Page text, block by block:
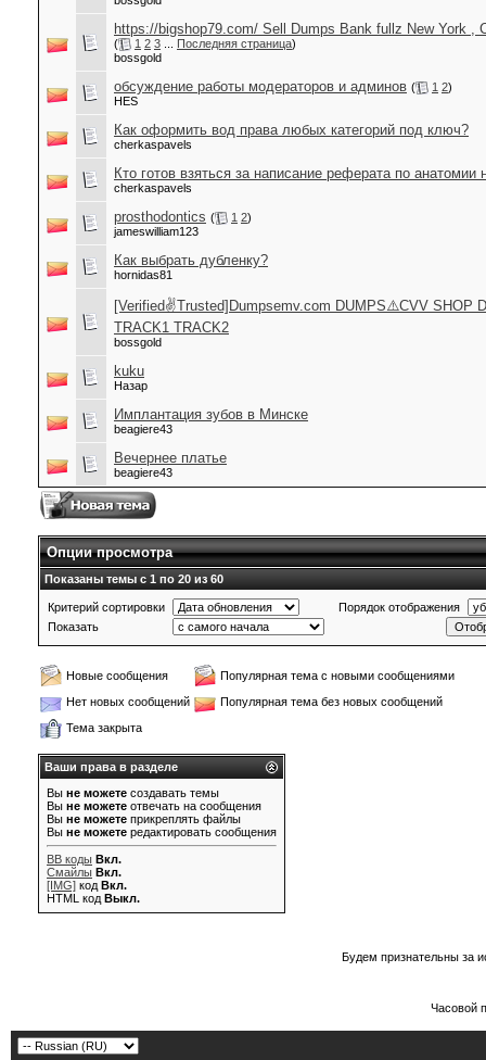
https://bigshop79.com/ Sell Dumps Bank fullz New York ,
( 1 2 3 Последняя страница)
bossgold
обсуждение работы модераторов и админов ( 1 2)
HES
Как оформить вод права любых категорий под ключ?
cherkaspavels
Кто готов взяться за написание реферата по анатомии
cherkaspavels
prosthodontics ( 1 2)
jameswilliam123
Как выбрать дубленку?
hornidas81
[Verified✌Trusted]Dumpsemv.com DUMPS⚠️CVV SHOP
TRACK1 TRACK2
bossgold
kuku
Назар
Имплантация зубов в Минске
beagiere43
Вечернее платье
beagiere43
Опции просмотра
Показаны темы с 1 по 20 из 60
Критерий сортировки
Порядок отображения
Показать
Новые сообщения
Популярная тема с новыми сообщениями
Нет новых сообщений
Популярная тема без новых сообщений
Тема закрыта
Ваши права в разделе
Вы не можете создавать темы
Вы не можете отвечать на сообщения
Вы не можете прикреплять файлы
Вы не можете редактировать сообщения
BB коды Вкл.
Смайлы Вкл.
[IMG] код Вкл.
HTML код Выкл.
Будем признательны за
Часовой